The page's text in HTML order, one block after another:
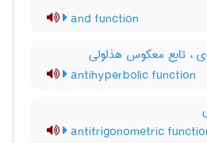
and function
، تابع معکوس هذلولی
antihyperbolic function
antitrigonometric